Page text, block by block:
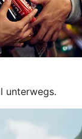
unterwegs.